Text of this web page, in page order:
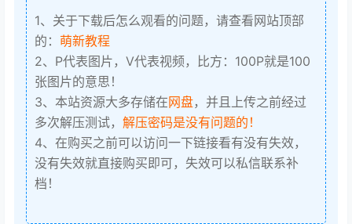
1、关于下载后怎么观看的问题，请查看网站顶部
的： 萌新教程
2、P代表图片，V代表视频，比方：100P就是100
张图片的意思！
3、本站资源大多存储在网盘，并且上传之前经过
多次解压测试， 解压密码是没有问题的！
4、在购买之前可以访问一下链接看有没有失效，
没有失效就直接购买即可，失效可以私信联系补
档！